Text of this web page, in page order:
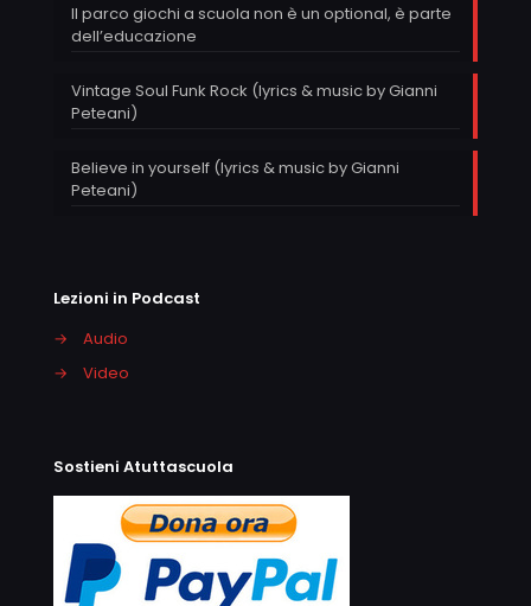
Il parco giochi a scuola non è un optional, è parte
dell’educazione
Vintage Soul Funk Rock (lyrics & music by Gianni
Peteani)
Believe in yourself (lyrics & music by Gianni
Peteani)
Lezioni in Podcast
→
Audio
→
Video
Sostieni Atuttascuola